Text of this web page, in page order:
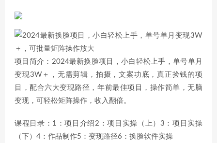
项目简介：2024最新换脸项目，小白轻松上手，单号单月
变现3W＋，无需剪辑，拍摄，文案功底，真正捡钱的项
目，配合六大变现路径，年前最佳项目，操作简单，无脑
变现，可轻松矩阵操作，收入翻倍。
课程目录：1：项目介绍2：项目实操（上）3：项目实操
（下）4：作品制作5：变现路径6：换脸软件实操